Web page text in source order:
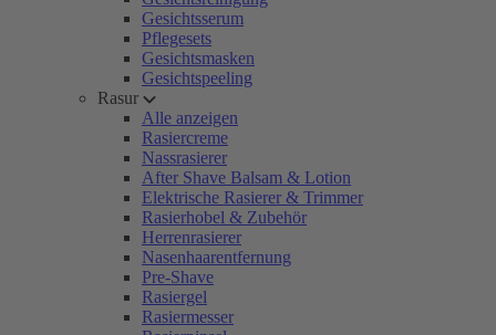
Gesichtsserum
Pflegesets
Gesichtsmasken
Gesichtspeeling
Rasur
Alle anzeigen
Rasiercreme
Nassrasierer
After Shave Balsam & Lotion
Elektrische Rasierer & Trimmer
Rasierhobel & Zubehör
Herrenrasierer
Nasenhaarentfernung
Pre-Shave
Rasiergel
Rasiermesser